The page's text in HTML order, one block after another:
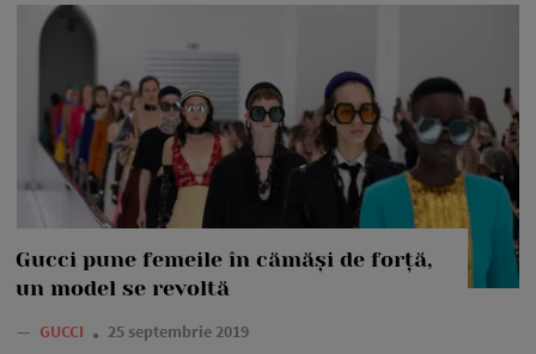
Gucci pune femeile în cămăși de forță,
un model se revoltă
— GUCCI 25 septembrie 2019